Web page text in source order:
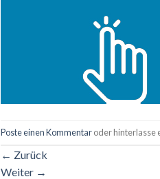
Poste einen Kommentaroder hinterlasse
← Zurück
Weiter →